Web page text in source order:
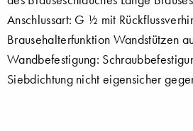
Anschlussart: G ½ mit
Brausehalterfunktion Wandstützen
Wandbefestigung:
Siebdichtung nicht eigensicher